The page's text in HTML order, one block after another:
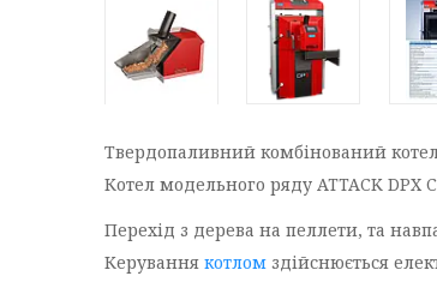
Твердопаливний комбінований котел
Котел модельного ряду ATTACK
Перехід з дерева на пеллети, та
Керування котлом здійснюється